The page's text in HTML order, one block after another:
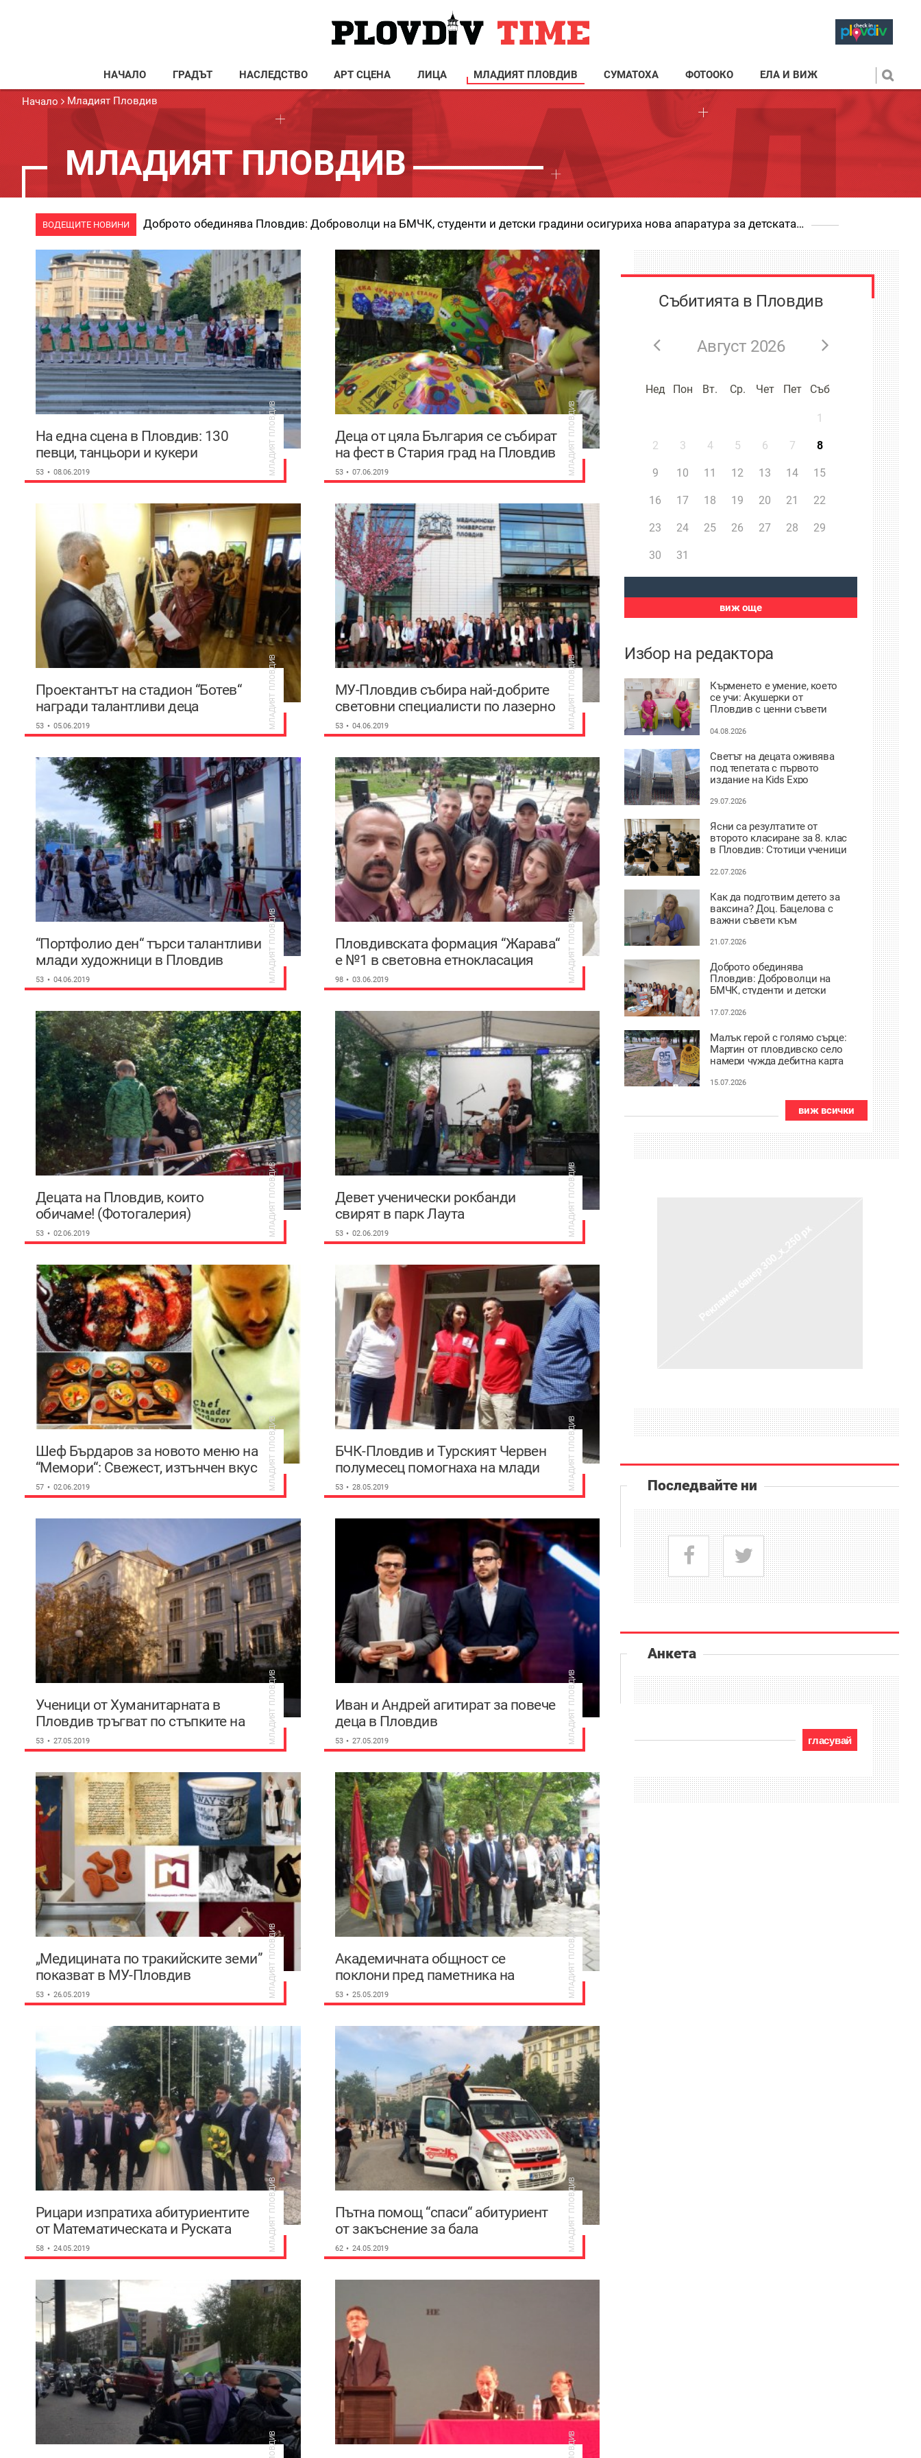
НАЧАЛО ГРАДЪТ НАСЛЕДСТВО АРТ СЦЕНА ЛИЦА МЛАДИЯТ ПЛОВДИВ СУМАТОХА ФОТООКО ЕЛА И ВИЖ
Начало Младият Пловдив
МЛАДИЯТ ПЛОВДИВ
ВОДЕЩИТЕ НОВИНИ Доброто обединява Пловдив: Доброволци на БМЧК, студенти и детски градини осигуриха нова апаратура за детската клиника
На една сцена в Пловдив: 130
певци, танцьори и кукери
представят фолклора на Тракия
53 08.06.2019 МЛАДИЯТ ПЛОВДИВ
Деца от цяла България се събират
на фест в Стария град на Пловдив
53 07.06.2019 МЛАДИЯТ ПЛОВДИВ
Проектантът на стадион “Ботев“
награди талантливи деца
художници
53 05.06.2019 МЛАДИЯТ ПЛОВДИВ
МУ-Пловдив събира най-добрите
световни специалисти по лазерно
зъболечение
53 04.06.2019 МЛАДИЯТ ПЛОВДИВ
“Портфолио ден“ търси талантливи
млади художници в Пловдив
53 04.06.2019 МЛАДИЯТ ПЛОВДИВ
Пловдивската формация “Жарава“
е №1 в световна етнокласация
98 03.06.2019 МЛАДИЯТ ПЛОВДИВ
Децата на Пловдив, които
обичаме! (Фотогалерия)
53 02.06.2019 МЛАДИЯТ ПЛОВДИВ
Девет ученически рокбанди
свирят в парк Лаута
53 02.06.2019 МЛАДИЯТ ПЛОВДИВ
Шеф Бърдаров за новото меню на
“Мемори“: Свежест, изтънчен вкус
и усещане за нещо различно
57 02.06.2019 МЛАДИЯТ ПЛОВДИВ
БЧК-Пловдив и Турският Червен
полумесец помогнаха на млади
хора с увреждания
53 28.05.2019 МЛАДИЯТ ПЛОВДИВ
Ученици от Хуманитарната в
Пловдив тръгват по стъпките на
Ботев
53 27.05.2019 МЛАДИЯТ ПЛОВДИВ
Иван и Андрей агитират за повече
деца в Пловдив
53 27.05.2019 МЛАДИЯТ ПЛОВДИВ
„Медицината по тракийските земи”
показват в МУ-Пловдив
53 26.05.2019 МЛАДИЯТ ПЛОВДИВ
Академичната общност се
поклони пред паметника на
Паисий в Пловдив
53 25.05.2019 МЛАДИЯТ ПЛОВДИВ
Рицари изпратиха абитуриентите
от Математическата и Руската
(Фотогалерия)
58 24.05.2019 МЛАДИЯТ ПЛОВДИВ
Пътна помощ “спаси“ абитуриент
от закъснение за бала
(Фотогалерия)
62 24.05.2019 МЛАДИЯТ ПЛОВДИВ
Събитията в Пловдив
Август 2026
Нед Пон Вт. Ср. Чет Пет Съб
1
2 3 4 5 6 7 8
9 10 11 12 13 14 15
16 17 18 19 20 21 22
23 24 25 26 27 28 29
30 31
виж още
Избор на редактора
Кърменето е умение, което
се учи: Акушерки от
Пловдив с ценни съвети
04.08.2026
Светът на децата оживява
под тепетата с първото
издание на Kids Expo
29.07.2026
Ясни са резултатите от
второто класиране за 8. клас
в Пловдив: Стотици ученици
предно желание
22.07.2026
Как да подготвим детето за
ваксина? Доц. Бацелова с
важни съвети към
21.07.2026
Доброто обединява
Пловдив: Доброволци на
БМЧК, студенти и детски
апаратура за детската
17.07.2026
Малък герой с голямо сърце:
Мартин от пловдивско село
намери чужда дебитна карта
15.07.2026
виж всички
Последвайте ни
Анкета
гласувай